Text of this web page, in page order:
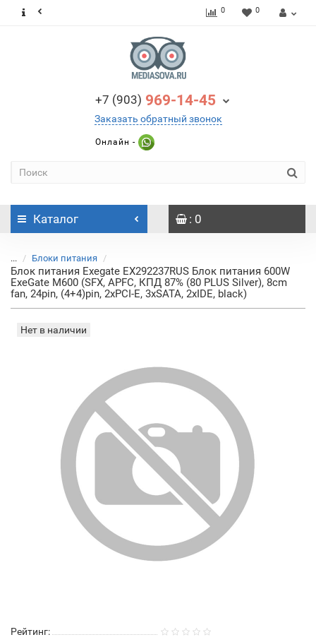
0 0
+7 (903) 969-14-45
Заказать обратный звонок
Онлайн -
Каталог : 0
... Блоки питания
Блок питания Exegate EX292237RUS Блок питания 600W
ExeGate M600 (SFX, APFC, КПД 87% (80 PLUS Silver), 8cm
fan, 24pin, (4+4)pin, 2xPCI-E, 3xSATA, 2xIDE, black)
Нет в наличии
Рейтинг: